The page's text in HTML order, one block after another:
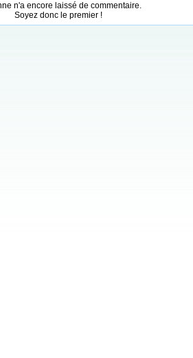
n'a encore laissé de commentaire.
Soyez donc le premier !